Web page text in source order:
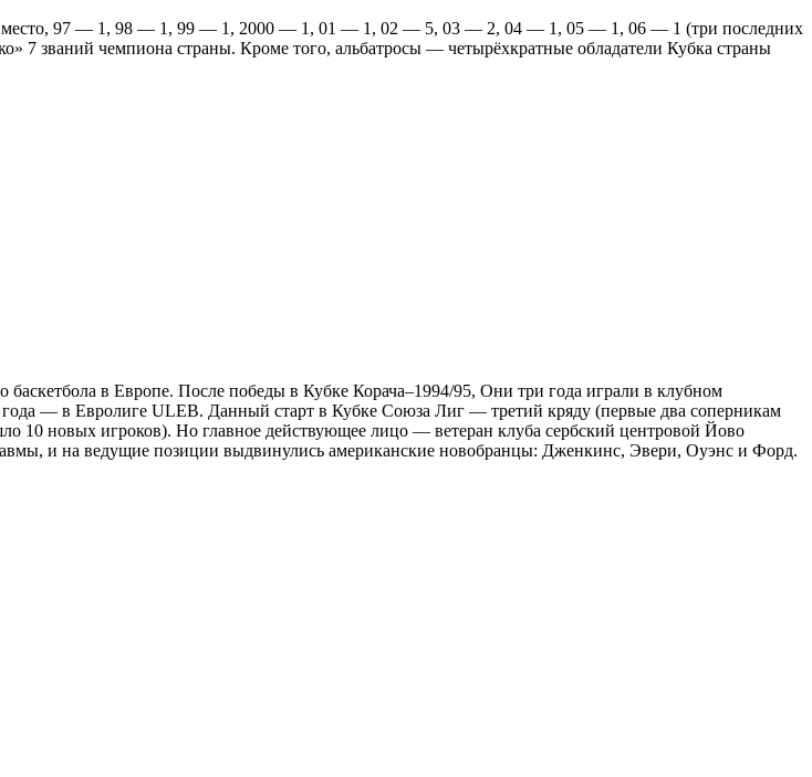
е место, 97 — 1, 98 — 1, 99 — 1, 2000 — 1, 01 — 1, 02 — 5, 03 — 2, 04 — 1, 05 — 1, 06 — 1 (три последних
7 званий чемпиона страны. Кроме того, альбатросы — четырёхкратные обладатели Кубка страны
в Европе. После победы в Кубке Корача–1994/95, Они три года играли в клубном
— в Евролиге ULEB. Данный старт в Кубке Союза Лиг — третий кряду (первые два соперникам
10 новых игроков). Но главное действующее лицо — ветеран клуба сербский центровой Йово
и на ведущие позиции выдвинулись американские новобранцы: Дженкинс, Эвери, Оуэнс и Форд.